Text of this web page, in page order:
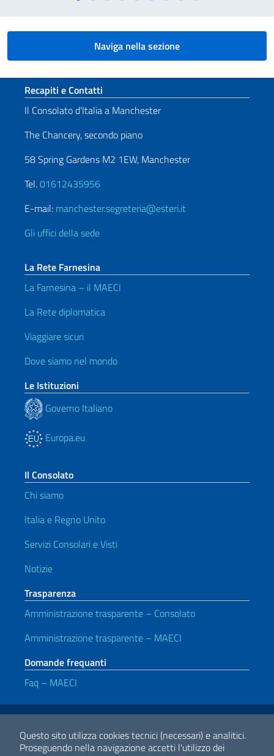
Questo sito utilizza cookies tecnici (necessari) e analitici.
Proseguendo nella navigazione accetti l'utilizzo dei
Naviga nella sezione
Sezione footer
Recapiti e Contatti
Il Consolato d’Italia a Manchester
The Chancery, secondo piano
58 Spring Gardens M2 1EW, Manchester
Tel.01612435956
E-mail: manchester.segreteria@esteri.it
Gli uffici della sede
La Rete Farnesina
La Farnesina – il MAECI
La Rete diplomatica
Viaggiare sicuri
Dove siamo nel mondo
Le Istituzioni
Governo Italiano
Europa.eu
Il Consolato
Chi siamo
Italia e Regno Unito
Servizi Consolari e Visti
Notizie
Trasparenza
Amministrazione trasparente – Consolato
Amministrazione trasparente – MAECI
Domande frequanti
Faq – MAECI
Link Utili